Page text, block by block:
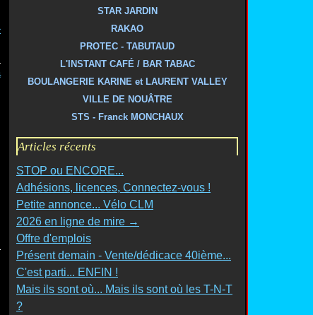
STAR JARDIN
RAKAO
PROTEC - TABUTAUD
L'INSTANT CAFÉ / BAR TABAC
BOULANGERIE KARINE et LAURENT VALLEY
VILLE DE NOUÂTRE
STS - Franck MONCHAUX
Articles récents
STOP ou ENCORE...
Adhésions, licences, Connectez-vous !
Petite annonce... Vélo CLM
2026 en ligne de mire →
Offre d'emplois
Présent demain - Vente/dédicace 40ième...
C'est parti... ENFIN !
Mais ils sont où... Mais ils sont où les T-N-T
?